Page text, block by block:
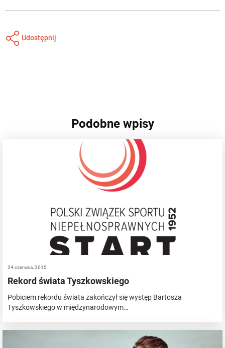
Udostępnij
Podobne wpisy
24 czerwca, 2015
Rekord świata Tyszkowskiego
Pobiciem rekordu świata zakończył się występ Bartosza
Tyszkowskiego w międzynarodowym…